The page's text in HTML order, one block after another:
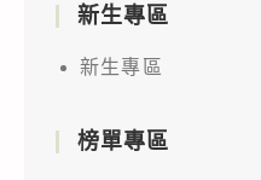
新生專區
新生專區
榜單專區